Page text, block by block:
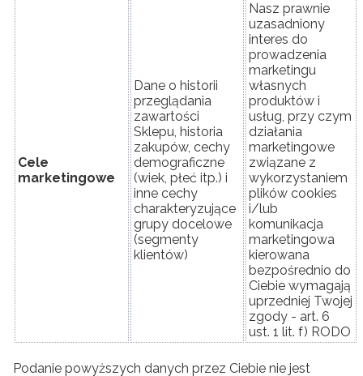
Cele
marketingowe
Dane o historii
przeglądania
zawartości
Sklepu, historia
zakupów, cechy
demograficzne
(wiek, płeć itp.) i
inne cechy
charakteryzujące
grupy docelowe
(segmenty
klientów)
Nasz prawnie
uzasadniony
interes do
prowadzenia
marketingu
własnych
produktów i
usług, przy czym
działania
marketingowe
związane z
wykorzystaniem
plików cookies
i/lub
komunikacja
marketingowa
kierowana
bezpośrednio do
Ciebie wymagają
uprzedniej Twojej
zgody - art. 6
ust. 1 lit. f) RODO
Podanie powyższych danych przez Ciebie nie jest